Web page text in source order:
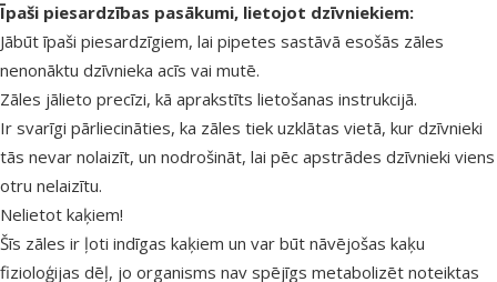
Īpaši piesardzības pasākumi, lietojot dzīvniekiem:
Jābūt īpaši piesardzīgiem, lai pipetes sastāvā esošās zāles
nenonāktu dzīvnieka acīs vai mutē.
Zāles jālieto precīzi, kā aprakstīts lietošanas instrukcijā.
Ir svarīgi pārliecināties, ka zāles tiek uzklātas vietā, kur dzīvnieki
tās nevar nolaizīt, un nodrošināt, lai pēc apstrādes dzīvnieki viens
otru nelaizītu.
Nelietot kaķiem!
Šīs zāles ir ļoti indīgas kaķiem un var būt nāvējošas kaķu
fizioloģijas dēļ, jo organisms nav spējīgs metabolizēt noteiktas